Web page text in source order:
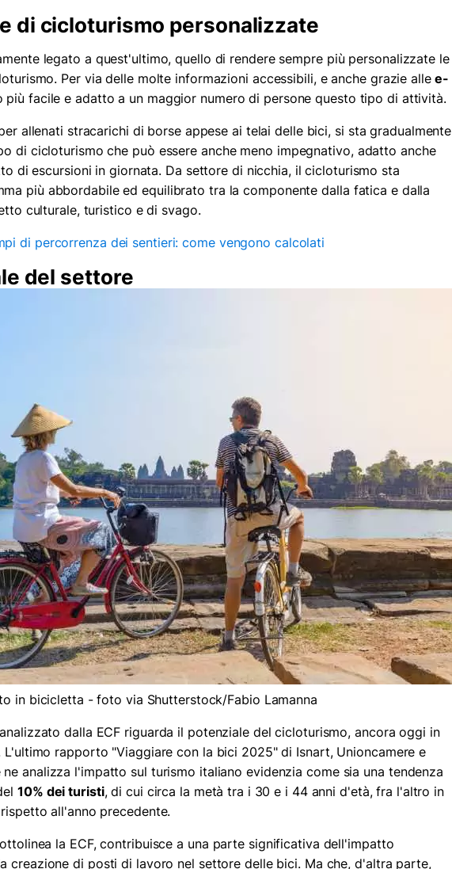
di cicloturismo personalizzate
legato a quest'ultimo, quello di rendere sempre più personalizzate le
Per via delle molte informazioni accessibili, e anche grazie allee-
più facile e adatto a un maggior numero di persone questo tipo di attività.
allenati stracarichi di borse appese ai telai delle bici, si sta gradualmente
di cicloturismo che può essere anche meno impegnativo, adatto anche
di escursioni in giornata. Da settore di nicchia, il cicloturismo sta
più abbordabile ed equilibrato tra la componente dalla fatica e dalla
culturale, turistico e di svago.
di percorrenza dei sentieri: come vengono calcolati
del settore
in bicicletta - foto via Shutterstock/Fabio Lamanna
dalla ECF riguarda il potenziale del cicloturismo, ancora oggi in
L'ultimo rapporto "Viaggiare con la bici 2025" di Isnart, Unioncamere e
ne analizza l'impatto sul turismo italiano evidenzia come sia una tendenza
10% dei turisti, di cui circa la metà tra i 30 e i 44 anni d'età, fra l'altro in
all'anno precedente.
la ECF, contribuisce a una parte significativa dell'impatto
creazione di posti di lavoro nel settore delle bici. Ma che, d'altra parte,